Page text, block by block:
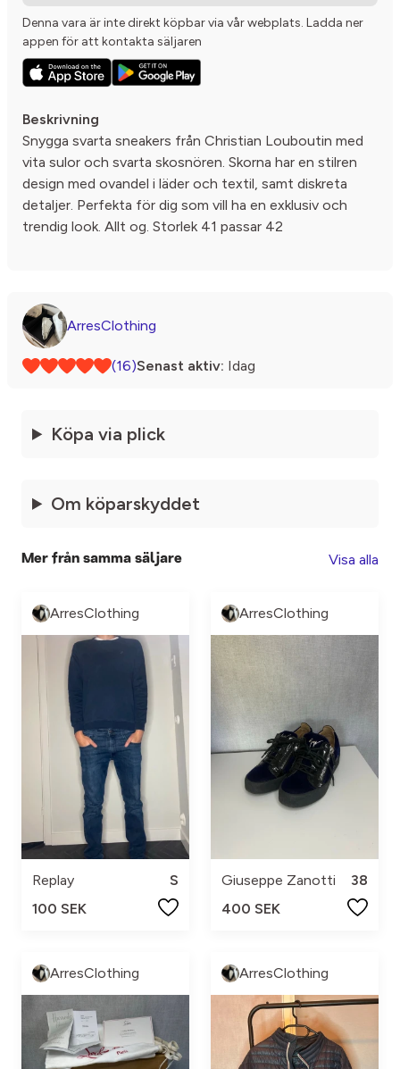
Denna vara är inte direkt köpbar via vår webplats. Ladda ner
appen för att kontakta säljaren
Beskrivning
Snygga svarta sneakers från Christian Louboutin med
vita sulor och svarta skosnören. Skorna har en stilren
design med ovandel i läder och textil, samt diskreta
detaljer. Perfekta för dig som vill ha en exklusiv och
trendig look. Allt og. Storlek 41 passar 42
ArresClothing
(16)Senast aktiv: Idag
Köpa via plick
Om köparskyddet
Mer från samma säljare Visa alla
ArresClothing
Replay
S
100 SEK
ArresClothing
Giuseppe Zanotti
38
400 SEK
ArresClothing ArresClothing